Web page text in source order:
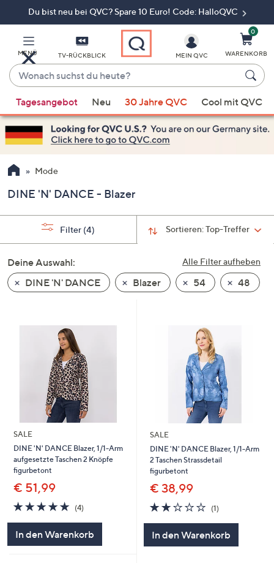
Du bist neu bei QVC? Spare 10 Euro! Code: HalloQVC
MENÜ TV-RÜCKBLICK
Wonach
suchst
du
heute?
Vorschläge
verfügbar
sind,
verwenden
Sie
Pfeiltasten
nach
und
nach
unten
oder
um
diese
anzuzeigen.
MEIN QVC
0
WARENKORB
Tagesangebot Neu 30 Jahre QVC Cool mit QVC
Mode
DINE 'N' DANCE - Blazer
Sortieren:Top-Treffer
Filter (4)
Alle Filter aufheben
Deine Auswahl:
DINE 'N' DANCE
Blazer 54 48
SALE
DINE 'N' DANCE Blazer, 1/1-Arm
aufgesetzte Taschen 2 Knöpfe
figurbetont
€ 51,99
4.8
von
(4)4
In den Warenkorb
SALE
DINE 'N' DANCE Blazer, 1/1-Arm
2 Taschen Strassdetail
figurbetont
€ 38,99
2.0
von
(1)1
In den Warenkorb